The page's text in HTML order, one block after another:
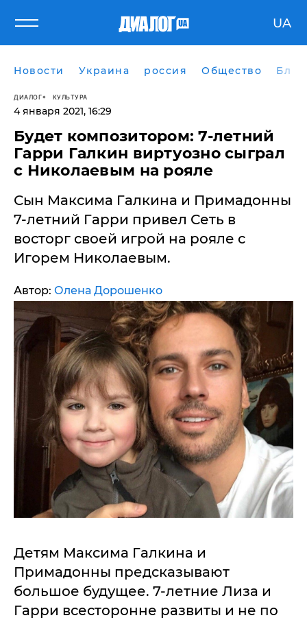
UA
Новости Украина россия Общество
ДИАЛОГ КУЛЬТУРА
4 января 2021, 16:29
Будет композитором: 7-летний
Гарри Галкин виртуозно сыграл
с Николаевым на рояле
Сын Максима Галкина и Примадонны
7-летний Гарри привел Сеть в
восторг своей игрой на рояле с
Игорем Николаевым.
Автор: Олена Дорошенко
Детям Максима Галкина и
Примадонны предсказывают
большое будущее. 7-летние Лиза и
Гарри всесторонне развиты и не по